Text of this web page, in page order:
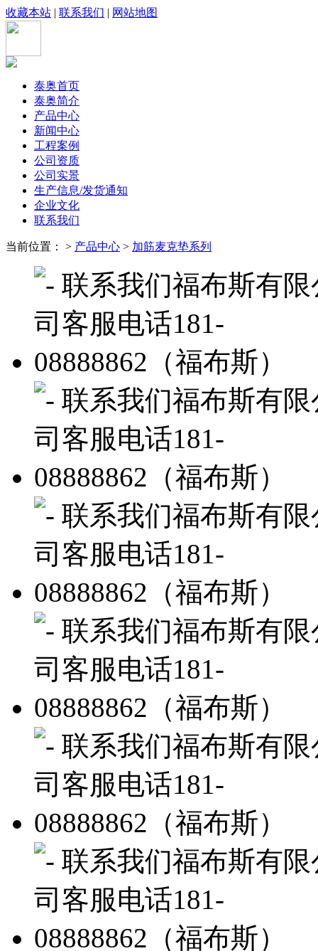
收藏本站 | 联系我们 | 网站地图
泰奥首页
泰奥简介
产品中心
新闻中心
工程案例
公司资质
公司实景
生产信息/发货通知
企业文化
联系我们
当前位置： > 产品中心 > 加筋麦克垫系列